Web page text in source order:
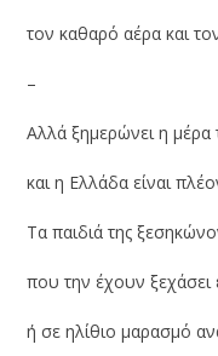
τον καθαρό αέρα και
–
Αλλά ξημερώνει η
και η Ελλάδα είναι
Τα παιδιά της
που την έχουν
ή σε ηλίθιο μαρασμό